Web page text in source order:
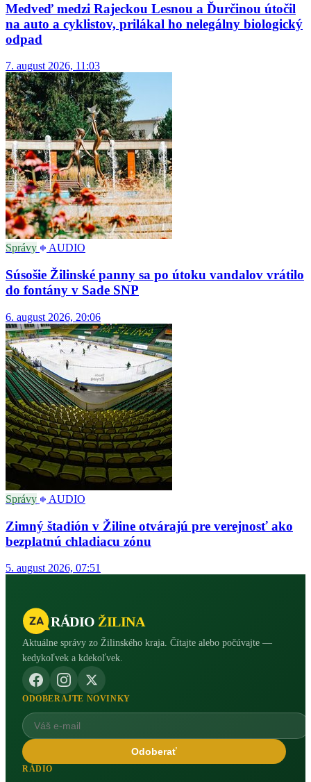
Medveď medzi Rajeckou Lesnou a Ďurčinou útočil
na auto a cyklistov, prilákal ho nelegálny biologický
odpad
7. august 2026, 11:03
Správy AUDIO
Súsošie Žilinské panny sa po útoku vandalov vrátilo
do fontány v Sade SNP
6. august 2026, 20:06
Správy AUDIO
Zimný štadión v Žiline otvárajú pre verejnosť ako
bezplatnú chladiacu zónu
5. august 2026, 07:51
RÁDIO ŽILINA
Aktuálne správy zo Žilinského kraja. Čítajte alebo počúvajte —
kedykoľvek a kdekoľvek.
ODOBERAJTE NOVINKY
Odoberať
RÁDIO